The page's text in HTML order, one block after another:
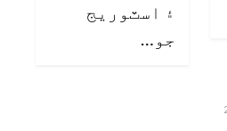
۽ اسٽوريج
جو…